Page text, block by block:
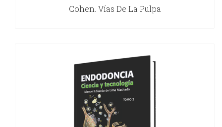
Cohen. Vías De La Pulpa